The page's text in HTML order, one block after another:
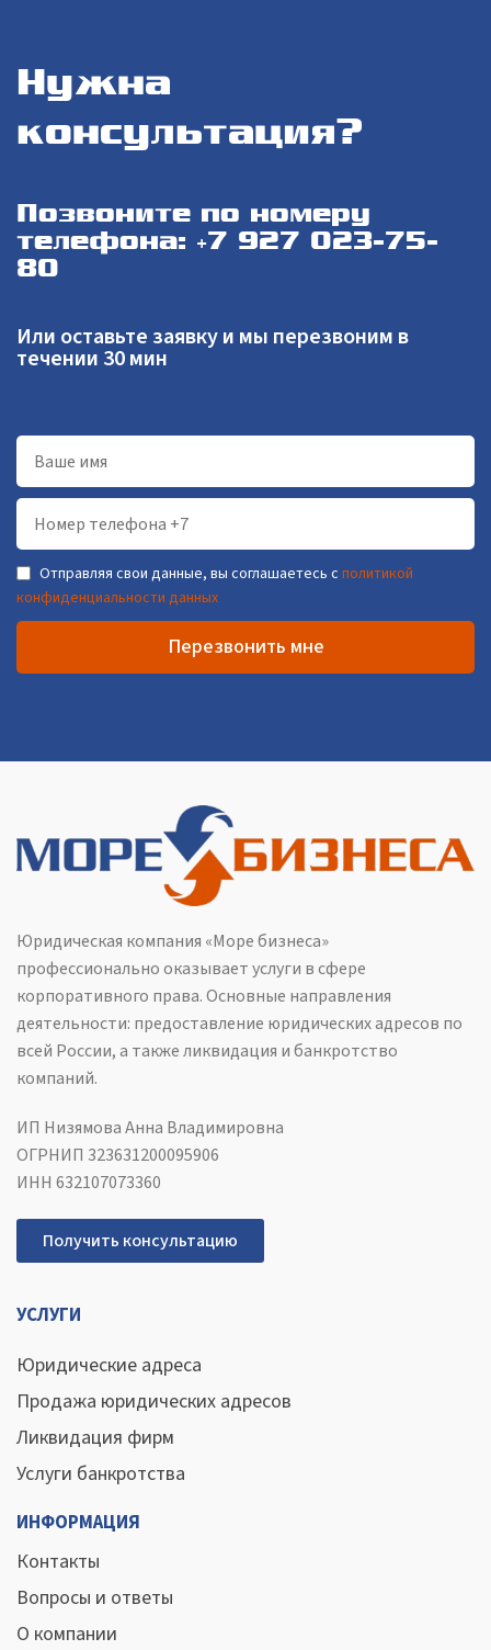
Нужна
консультация?
Позвоните по номеру
телефона: +7 927 023-75-
80
Или оставьте заявку и мы перезвоним в
течении 30 мин
Отправляя свои данные, вы соглашаетесь сполитикой
конфиденциальности данных
Перезвонить мне
Юридическая компания «Море бизнеса»
профессионально оказывает услуги в сфере
корпоративного права. Основные направления
деятельности: предоставление юридических адресов по
всей России, а также ликвидация и банкротство
компаний.
ИП Низямова Анна Владимировна
ОГРНИП 323631200095906
ИНН 632107073360
Получить консультацию
УСЛУГИ
Юридические адреса
Продажа юридических адресов
Ликвидация фирм
Услуги банкротства
ИНФОРМАЦИЯ
Контакты
Вопросы и ответы
О компании